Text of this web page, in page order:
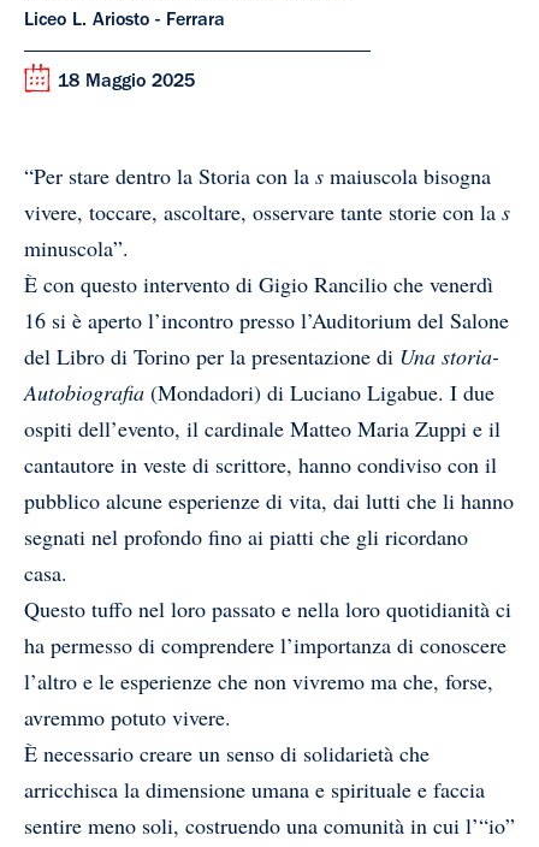
Liceo L. Ariosto - Ferrara
18 Maggio 2025
“Per stare dentro la Storia con la s maiuscola bisogna
vivere, toccare, ascoltare, osservare tante storie con la s
minuscola”.
È con questo intervento di Gigio Rancilio che venerdì
16 si è aperto l’incontro presso l’Auditorium del Salone
del Libro di Torino per la presentazione di Una storia-
Autobiografia (Mondadori) di Luciano Ligabue. I due
ospiti dell’evento, il cardinale Matteo Maria Zuppi e il
cantautore in veste di scrittore, hanno condiviso con il
pubblico alcune esperienze di vita, dai lutti che li hanno
segnati nel profondo fino ai piatti che gli ricordano
casa.
Questo tuffo nel loro passato e nella loro quotidianità ci
ha permesso di comprendere l’importanza di conoscere
l’altro e le esperienze che non vivremo ma che, forse,
avremmo potuto vivere.
È necessario creare un senso di solidarietà che
arricchisca la dimensione umana e spirituale e faccia
sentire meno soli, costruendo una comunità in cui l’“io”